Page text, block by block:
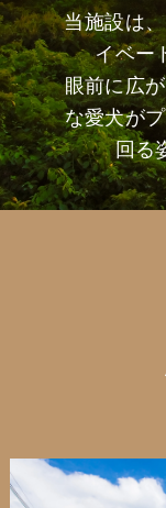
当施設は
イベー
眼前に広
な愛犬が
回る